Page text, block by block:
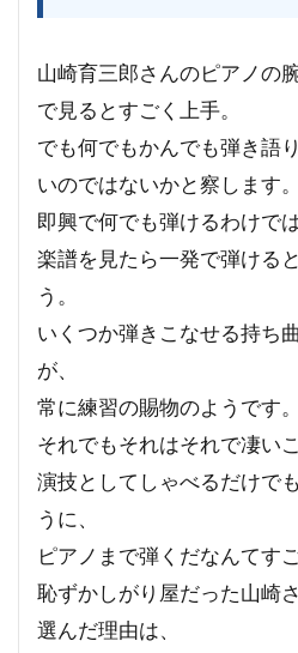
山崎育三郎さんのピアノの
で見るとすごく上手。
でも何でもかんでも弾き語
いのではないかと察します。
即興で何でも弾けるわけで
楽譜を見たら一発で弾ける
う。
いくつか弾きこなせる持ち
が、
常に練習の賜物のようです。
それでもそれはそれで凄い
演技としてしゃべるだけで
うに、
ピアノまで弾くだなんてす
恥ずかしがり屋だった山崎
選んだ理由は、